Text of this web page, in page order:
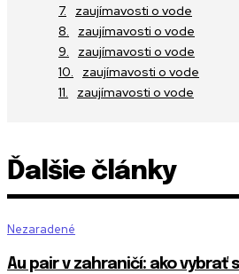
zaujímavosti o vode
zaujímavosti o vode
zaujímavosti o vode
zaujímavosti o vode
zaujímavosti o vode
Ďalšie články
Nezaradené
Au pair v zahraničí: ako vybrať